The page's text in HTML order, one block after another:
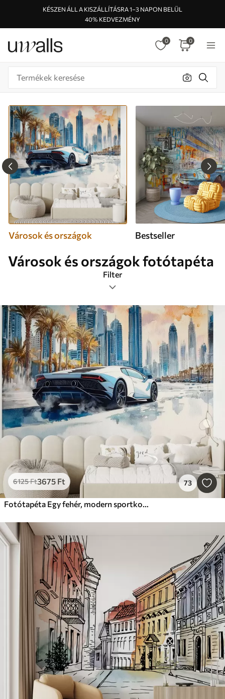
KÉSZEN ÁLL A KISZÁLLÍTÁSRA 1–3 NAPON BELÜL
40% KEDVEZMÉNY
0 0
Városok és országok Bestseller
Városok és országok fotótapéta
Filter
Címkék
Képformátum
Színes
Smart
Mindent visszaállítani
6125Ft3675 Ft 73
Fotótapéta Egy fehér, modern sportkocsi száguld a pálmafák és felhőkarcolók hátterében, szabad akvarell technikával